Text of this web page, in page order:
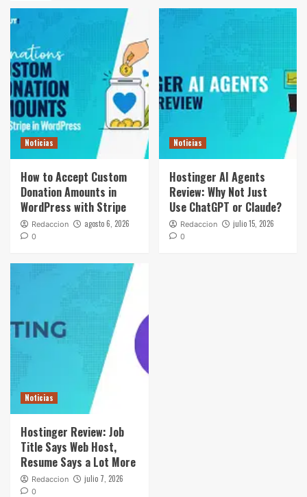
Noticias
How to Accept Custom
Donation Amounts in
WordPress with Stripe
Redaccion agosto 6, 2026
0
Noticias
Hostinger AI Agents
Review: Why Not Just
Use ChatGPT or Claude?
Redaccion julio 15, 2026
0
Noticias
Hostinger Review: Job
Title Says Web Host,
Resume Says a Lot More
Redaccion julio 7, 2026
0